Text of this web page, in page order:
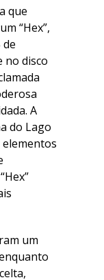
que
“Hex”,
no disco
A
do Lago
um